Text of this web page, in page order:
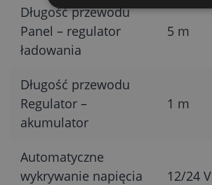
Długość przewodu
Panel – regulator
ładowania
5 m
Długość przewodu
Regulator –
akumulator
1 m
Automatyczne
wykrywanie napięcia
12/24 V